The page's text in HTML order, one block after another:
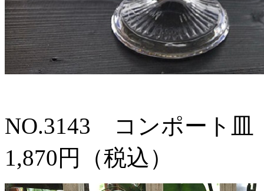
NO.3143 コンポート皿
1,870円（税込）